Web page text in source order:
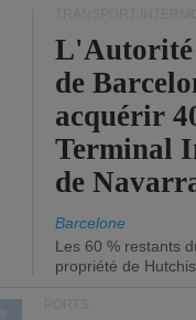
de
acquérir
Terminal
de
Barcelone
Les 60 % restants
propriété de